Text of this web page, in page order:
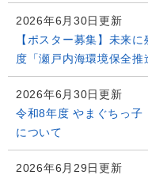
2026年6月30日更新
【ポスター募集】未来
度「瀬戸内海環境保全
2026年6月30日更新
令和8年度 やまぐちっ子
について
2026年6月29日更新